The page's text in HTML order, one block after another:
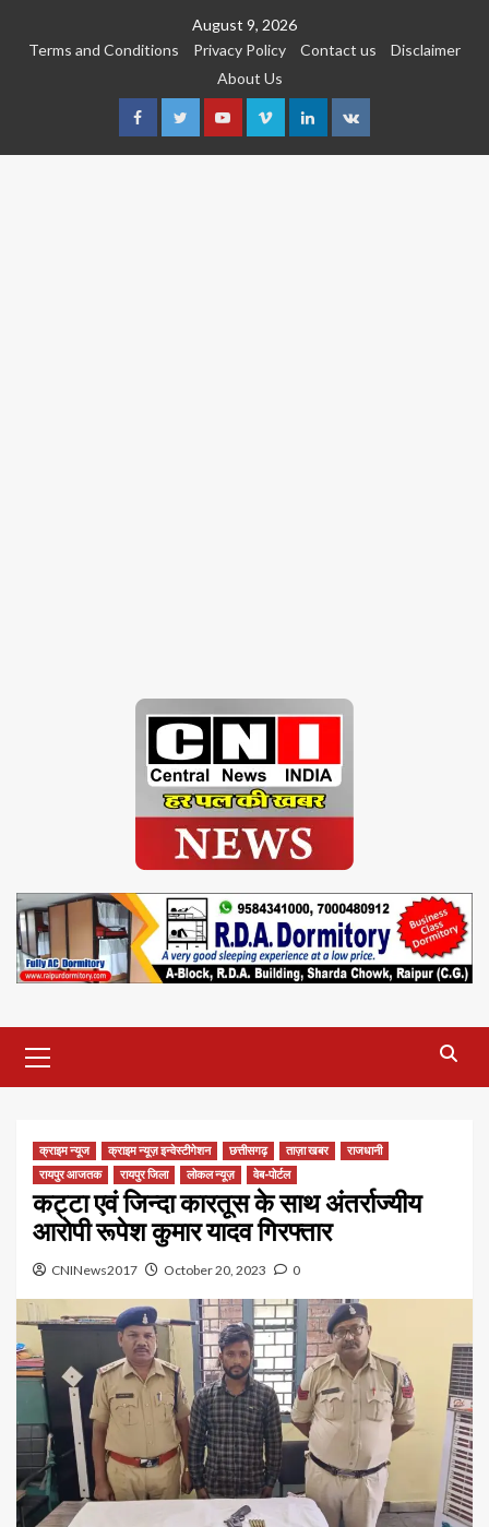
August 9, 2026
Terms and Conditions
Privacy Policy Contact us
Disclaimer
About Us
FacebookTwitterYoutubeVimeoLinkedin
VK
Menu
क्राइम न्यूज क्राइम न्यूज़ इन्वेस्टीगेशन छत्तीसगढ़ ताज़ा खबर
राजधानी
रायपुर आजतक
रायपुर जिला लोकल न्यूज़ वेब-पोर्टल
कट्टा एवं जिन्दा कारतूस के साथ अंतर्राज्यीय
आरोपी रूपेश कुमार यादव गिरफ्तार
CNINews2017 October 20, 2023 0